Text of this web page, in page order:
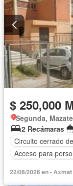
$ 250,000
Segunda,
2 Recámaras
Circuito cerrado
Acceso para
22/06/2026 en -